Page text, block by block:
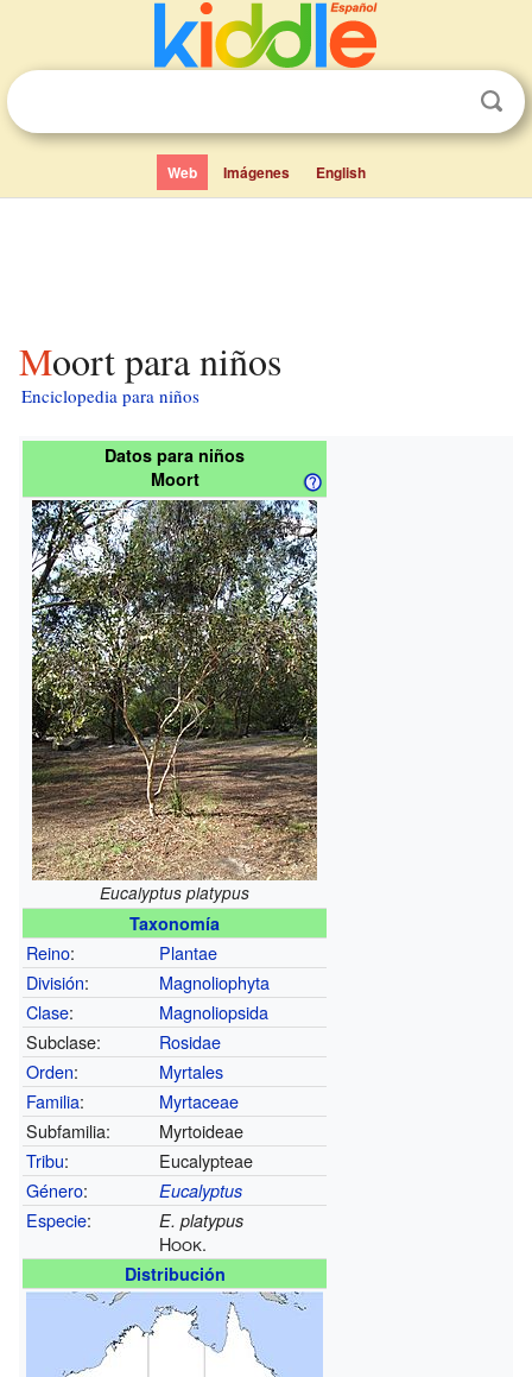
Web Imágenes English
Moort para niños
Enciclopedia para niños
Datos para niños
Moort
Eucalyptus platypus
Taxonomía
Reino:
Plantae
División:
Magnoliophyta
Clase:
Magnoliopsida
Subclase:
Rosidae
Orden:
Myrtales
Familia:
Myrtaceae
Subfamilia:
Myrtoideae
Tribu:
Eucalypteae
Género: Eucalyptus
Especie: E. platypus
Hook.
Distribución